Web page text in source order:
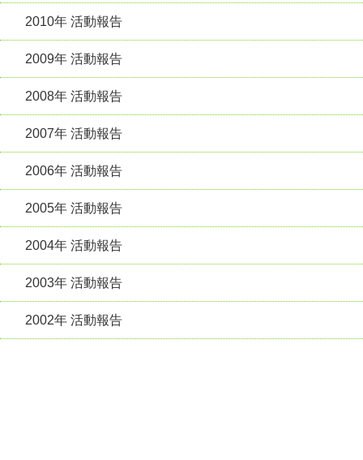
2010年 活動報告
2009年 活動報告
2008年 活動報告
2007年 活動報告
2006年 活動報告
2005年 活動報告
2004年 活動報告
2003年 活動報告
2002年 活動報告